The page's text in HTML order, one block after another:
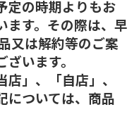
定の時期よりもお
ます。その際は、早
又は解約等のご案
います。
」、「自店」、
については、商品